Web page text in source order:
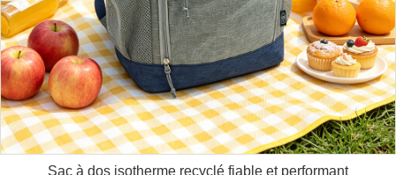
Sac à dos isotherme recyclé fiable et performant